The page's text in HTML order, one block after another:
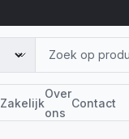
Zakelijk
Over
ons
Contact